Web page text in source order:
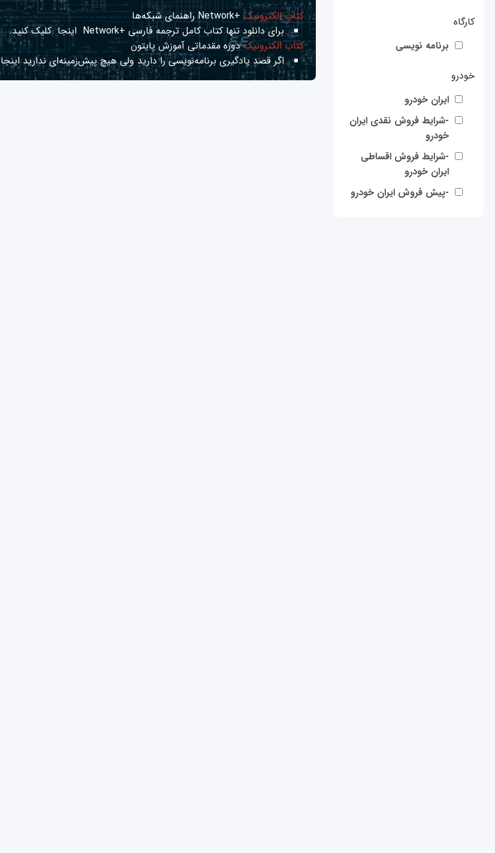
کارگاه
برنامه نویسی
خودرو
ایران خودرو
-شرایط فروش نقدی ایران
خودرو
-شرایط فروش اقساطی
ایران خودرو
-پیش فروش ایران خودرو
کتاب الکترونیک +Network راهنمای شبکه‌ها
برای دانلود تنها کتاب کامل ترجمه فارسی +Network
اینجا کلیک کنید.
کتاب الکترونیکدوره مقدماتی آموزش پایتون
اگر قصد یادگیری برنامه‌نویسی را دارید ولی هیچ پیش‌زمینه‌ای نداریداینجا